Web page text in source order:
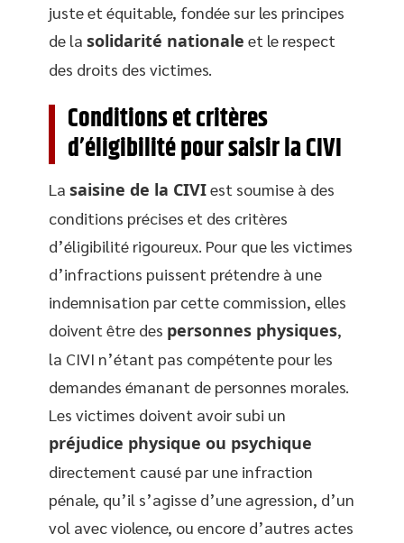
juste et équitable, fondée sur les principes
de la solidarité nationale et le respect
des droits des victimes.
Conditions et critères
d’éligibilité pour saisir la CIVI
La saisine de la CIVIest soumise à des
conditions précises et des critères
d’éligibilité rigoureux. Pour que les victimes
d’infractions puissent prétendre à une
indemnisation par cette commission, elles
doivent être des personnes physiques,
la CIVI n’étant pas compétente pour les
demandes émanant de personnes morales.
Les victimes doivent avoir subi un
préjudice physique ou psychique
directement causé par une infraction
pénale, qu’il s’agisse d’une agression, d’un
vol avec violence, ou encore d’autres actes